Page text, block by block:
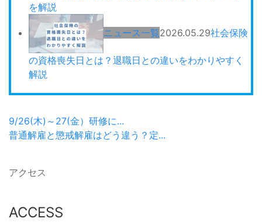
を解説
ニュース一覧2026.05.29社会保険
の資格喪失日とは？退職日との違いをわかりやすく
解説
9/26(木)～27(金）研修に...
普通解雇と懲戒解雇はどう違う？定...
アクセス
ACCESS